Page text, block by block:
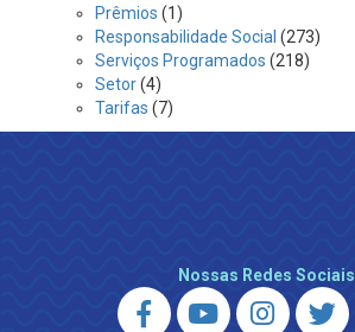
Prêmios (1)
Responsabilidade Social (273)
Serviços Programados (218)
Setor(4)
Tarifas (7)
Nossas Redes Sociais